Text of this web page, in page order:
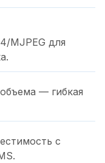
MJPEG для
— гибкая
с